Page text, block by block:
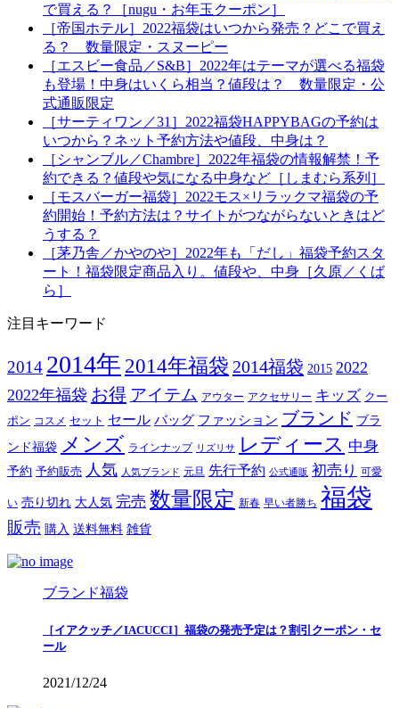
で買える？［nugu・お年玉クーポン］
［帝国ホテル］2022福袋はいつから発売？どこで買え
る？ 数量限定・スヌーピー
［エスビー食品／S&B］2022年はテーマが選べる福袋
も登場！中身はいくら相当？値段は？ 数量限定・公
式通販限定
［サーティワン／31］2022福袋HAPPYBAGの予約は
いつから？ネット予約方法や値段、中身は？
［シャンブル／Chambre］2022年福袋の情報解禁！予
約できる？値段や気になる中身など［しまむら系列］
［モスバーガー福袋］2022モス×リラックマ福袋の予
約開始！予約方法は？サイトがつながらないときはど
うする？
［茅乃舎／かやのや］2022年も「だし」福袋予約スタ
ート！福袋限定商品入り。値段や、中身［久原／くば
ら］
注目キーワード
2014 2014年 2014年福袋 2014福袋 2015 2022
2022年福袋 お得 アイテム アウター アクセサリー キッズ クー
ポン コスメ セット セール バッグ ファッション ブランド ブラ
ンド福袋 メンズ ラインナップ リズリサ レディース 中身
予約 予約販売 人気 人気ブランド 元旦 先行予約 公式通販 初売り 可愛
い 売り切れ 大人気 完売 数量限定 新春 早い者勝ち 福袋
販売 購入 送料無料 雑貨
ブランド福袋
［イアクッチ／IACUCCI］福袋の発売予定は？割引クーポン・セ
ール
2021/12/24